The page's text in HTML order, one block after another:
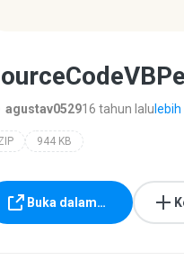
agustav052916 tahun lalu lebih
944 KB
Buka dalam…